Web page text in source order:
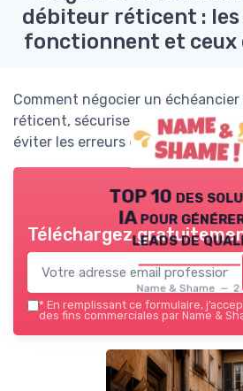
débiteur réticent : les
fonctionnent et ceux
Comment négocier un
réticent, sécuriser un plan de
éviter les erreurs qui braquent et
TOP 10 des
IA pour
leads de
Name & Shame —
Téléchargez
* En remplissant ce formulaire,
des fins commerciales par Name &